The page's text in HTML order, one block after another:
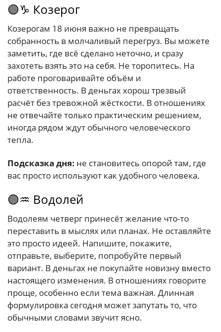
🟣♑ Козерог
Козерогам 18 июня важно не превращать
собранность в молчаливый перегруз. Вы можете
заметить, где всё сделано неточно, и сразу
захотеть взять это на себя. Не торопитесь. На
работе проговаривайте объём и
ответственность. В деньгах хорош трезвый
расчёт без тревожной жёсткости. В отношениях
не отвечайте только практическим решением,
иногда рядом ждут обычного человеческого
тепла.
Подсказка дня: не становитесь опорой там, где
вас просто используют как удобного человека.
🟣♒ Водолей
Водолеям четверг принесёт желание что-то
переставить в мыслях или планах. Не оставляйте
это просто идеей. Напишите, покажите,
отправьте, выберите, попробуйте первый
вариант. В деньгах не покупайте новизну вместо
настоящего изменения. В отношениях говорите
проще, особенно если тема важная. Длинная
формулировка сегодня может запутать то, что
обычными словами звучит ясно.